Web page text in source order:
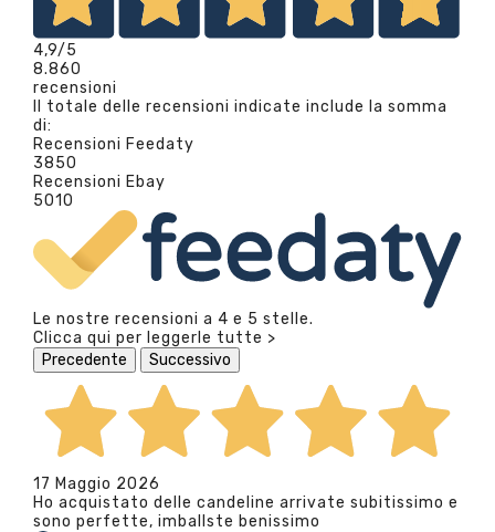
4,9/5
8.860
recensioni
Il totale delle recensioni indicate include la somma
di:
Recensioni Feedaty
3850
Recensioni Ebay
5010
Le nostre recensioni a 4 e 5 stelle.
Clicca qui per leggerle tutte >
Precedente
Successivo
17 Maggio 2026
Ho acquistato delle candeline arrivate subitissimo e
sono perfette, imballste benissimo